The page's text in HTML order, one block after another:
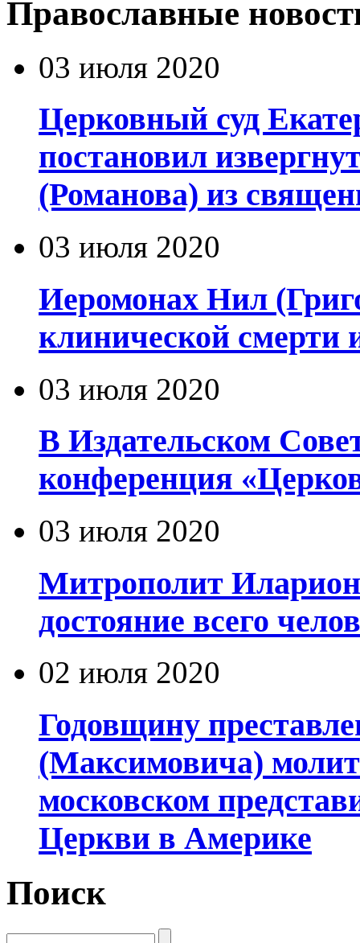
Православные
03 июля 2020
Церковный суд
постановил
(Романова) из
03 июля 2020
Иеромонах Нил
клинической смерти
03 июля 2020
В Издательском
конференция
03 июля 2020
Митрополит
достояние всего
02 июля 2020
Годовщину
(Максимовича)
московском
Церкви в Америке
Поиск